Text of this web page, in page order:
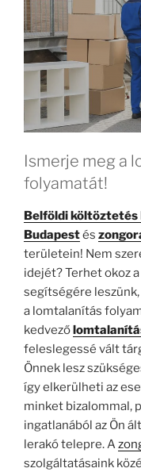
Ismerje meg a
folyamatát!
Belföldi költöztetés
Budapestés
területein! Nem
idejét? Terhet okoz
segítségére
a lomtalanítás
kedvező
feleslegessé vált
Önnek lesz
így elkerülheti az
minket bizalommal,
ingatlanából az Ön
lerakó telepre. A
szolgáltatásaink